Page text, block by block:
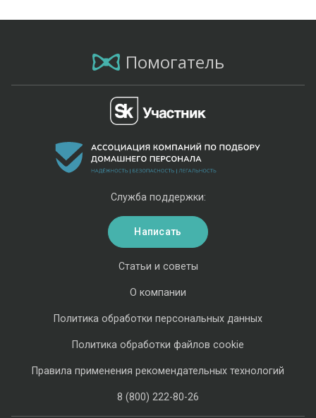
Помогатель
Статьи и советы
О компании
Политика обработки персональных данных
Политика обработки файлов cookie
Правила применения рекомендательных технологий
8 (800) 222-80-26
Служба поддержки:
Написать